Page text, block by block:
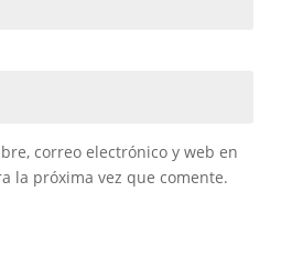
correo electrónico y web en
la próxima vez que comente.